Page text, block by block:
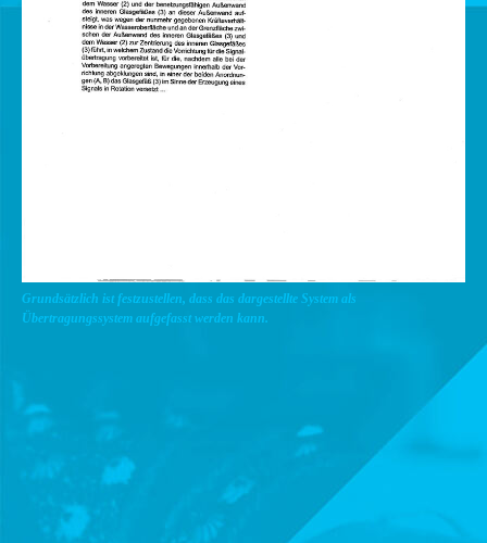
Grundsätzlich ist festzustellen, dass das dargestellte System als
Übertragungssystem aufgefasst werden kann.